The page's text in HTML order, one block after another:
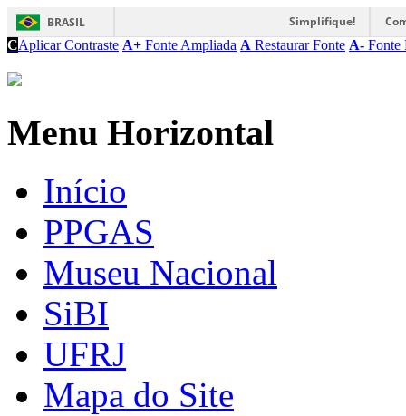
BRASIL Simplifique!
CAplicar Contraste A+ Fonte Ampliada A Restaurar Fonte A- Fonte
Menu Horizontal
Início
PPGAS
Museu Nacional
SiBI
UFRJ
Mapa do Site